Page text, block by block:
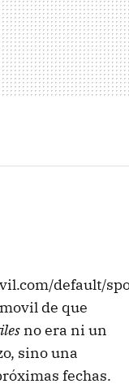
default/
de que
no era ni un
sino una
fechas.